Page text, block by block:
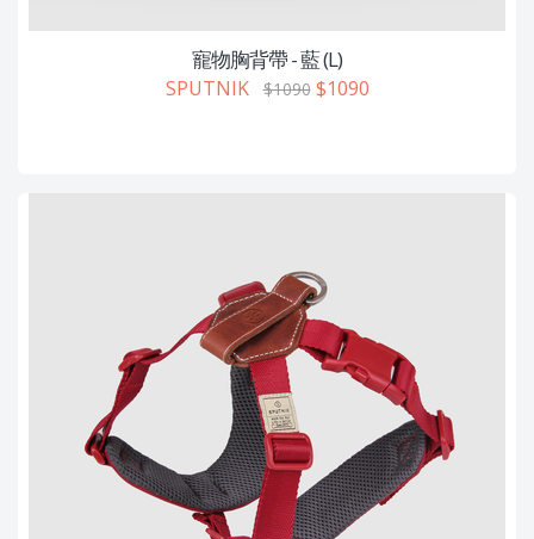
寵物胸背帶 - 藍 (L)
SPUTNIK$1090$1090